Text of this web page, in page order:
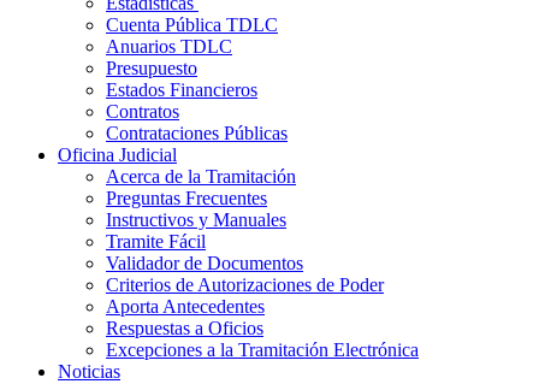
Cuenta Pública TDLC
Anuarios TDLC
Presupuesto
Estados Financieros
Contratos
Contrataciones Públicas
Oficina Judicial
Acerca de la Tramitación
Preguntas Frecuentes
Instructivos y Manuales
Tramite Fácil
Validador de Documentos
Criterios de Autorizaciones de Poder
Aporta Antecedentes
Respuestas a Oficios
Excepciones a la Tramitación Electrónica
Noticias